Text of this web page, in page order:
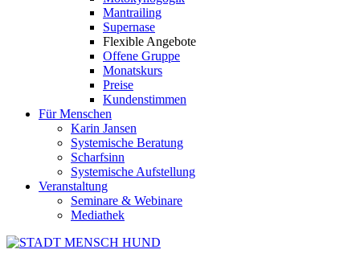
Mantrailing
Supernase
Flexible Angebote
Offene Gruppe
Monatskurs
Preise
Kundenstimmen
Für Menschen
Karin Jansen
Systemische Beratung
Scharfsinn
Systemische Aufstellung
Veranstaltung
Seminare & Webinare
Mediathek